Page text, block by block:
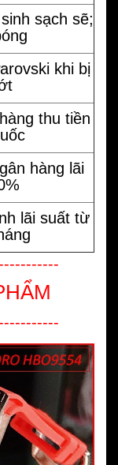
sạch sẽ;
khi bị
thu tiền
hàng lãi
lãi suất từ